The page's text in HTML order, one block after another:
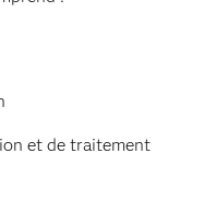
et de traitement